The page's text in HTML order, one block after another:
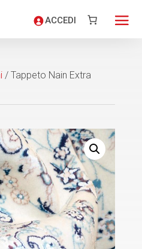
ACCEDI
/ Tappeto Nain Extra